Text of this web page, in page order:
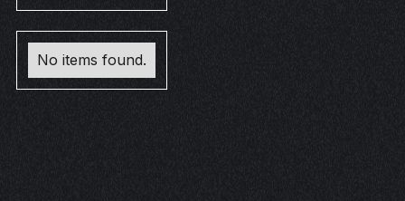
No items found.